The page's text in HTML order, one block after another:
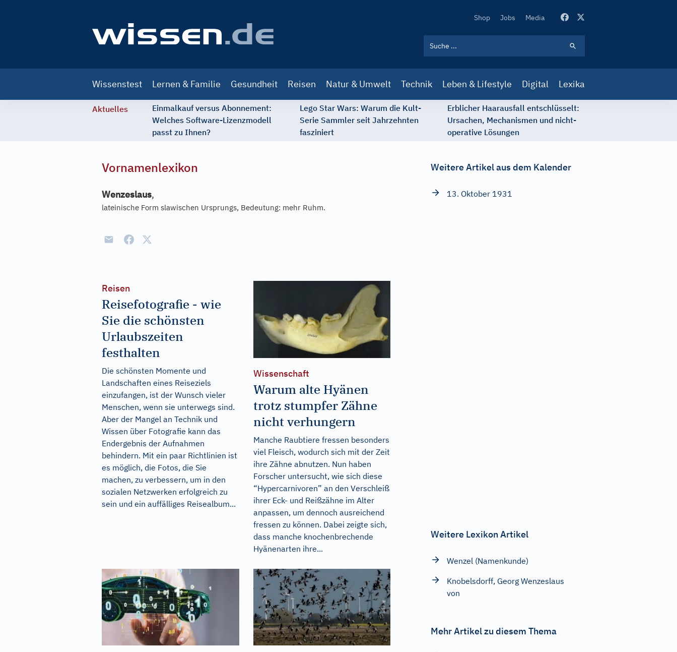
Secondary
Shop Jobs Media
navigation
Wissenstest Lernen & Familie Gesundheit Reisen Natur & Umwelt Technik Leben & Lifestyle Digital Lexika
Aktuelles
Einmalkauf versus Abonnement:
Welches Software-Lizenzmodell
passt zu Ihnen?
Lego Star Wars: Warum die Kult-
Serie Sammler seit Jahrzehnten
fasziniert
Erblicher Haarausfall entschlüsselt:
Ursachen, Mechanismen und nicht-
operative Lösungen
Vornamenlexikon
Wenzeslaus,
lateinische Form slawischen Ursprungs, Bedeutung: mehr Ruhm.
Reisen
Reisefotografie - wie
Sie die schönsten
Urlaubszeiten
festhalten
Die schönsten Momente und
Landschaften eines Reiseziels
einzufangen, ist der Wunsch vieler
Menschen, wenn sie unterwegs sind.
Aber der Mangel an Technik und
Wissen über Fotografie kann das
Endergebnis der Aufnahmen
behindern. Mit ein paar Richtlinien ist
es möglich, die Fotos, die Sie
machen, zu verbessern, um in den
sozialen Netzwerken erfolgreich zu
sein und ein auffälliges Reisealbum...
Wissenschaft
Warum alte Hyänen
trotz stumpfer Zähne
nicht verhungern
Manche Raubtiere fressen besonders
viel Fleisch, wodurch sich mit der Zeit
ihre Zähne abnutzen. Nun haben
Forscher untersucht, wie sich diese
“Hypercarnivoren” an den Verschleiß
ihrer Eck- und Reißzähne im Alter
anpassen, um dennoch ausreichend
fressen zu können. Dabei zeigte sich,
dass manche knochenbrechende
Hyänenarten ihre...
Weitere Artikel aus dem Kalender
13. Oktober 1931
Weitere Lexikon Artikel
Wenzel (Namenkunde)
Knobelsdorff, Georg Wenzeslaus
von
Mehr Artikel zu diesem Thema